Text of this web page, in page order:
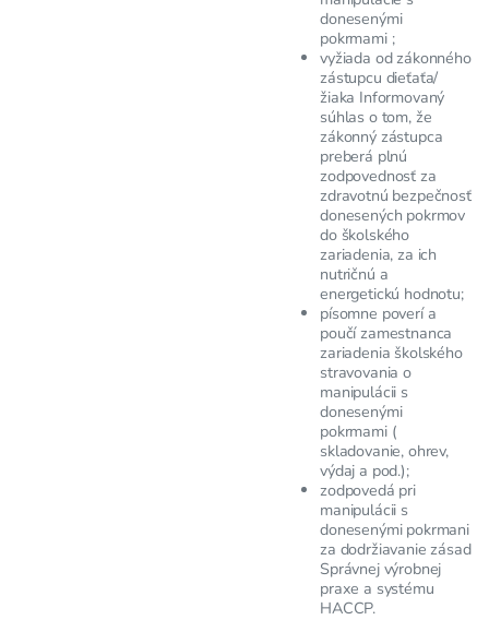
donesenými
pokrmami ;
vyžiada od zákonného
zástupcu dieťaťa/
žiaka Informovaný
súhlas o tom, že
zákonný zástupca
preberá plnú
zodpovednosť za
zdravotnú bezpečnosť
donesených pokrmov
do školského
zariadenia, za ich
nutričnú a
energetickú hodnotu;
písomne poverí a
poučí zamestnanca
zariadenia školského
stravovania o
manipulácii s
donesenými
pokrmami (
skladovanie, ohrev,
výdaj a pod.);
zodpovedá pri
manipulácii s
donesenými pokrmani
za dodržiavanie zásad
Správnej výrobnej
praxe a systému
HACCP.